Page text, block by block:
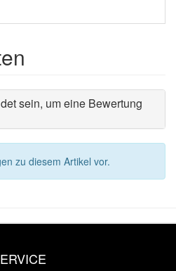
sein, um eine Bewertung
zu diesem Artikel vor.